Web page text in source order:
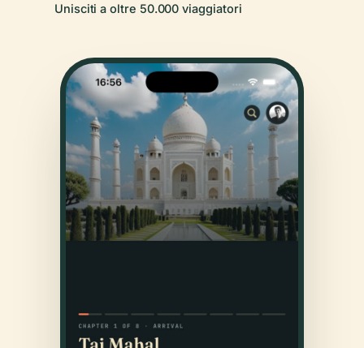
Unisciti a oltre 50.000 viaggiatori